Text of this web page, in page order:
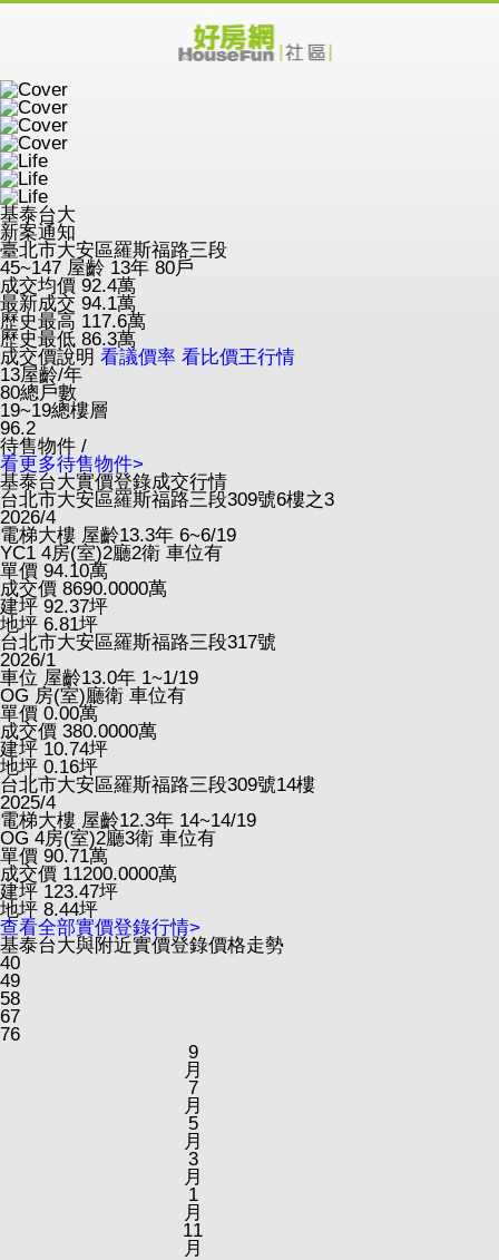
基泰台大
新案通知
臺北市大安區羅斯福路三段
45~147 屋齡 13年 80戶
成交均價 92.4萬
最新成交 94.1萬
歷史最高 117.6萬
歷史最低 86.3萬
成交價說明 看議價率 看比價王行情
13屋齡/年
80總戶數
19~19總樓層
96.2
待售物件 /
看更多待售物件>
基泰台大實價登錄成交行情
台北市大安區羅斯福路三段309號6樓之3
2026/4
電梯大樓 屋齡13.3年 6~6/19
YC1 4房(室)2廳2衛 車位有
單價 94.10萬
成交價 8690.0000萬
建坪 92.37坪
地坪 6.81坪
台北市大安區羅斯福路三段317號
2026/1
車位 屋齡13.0年 1~1/19
OG 房(室)廳衛 車位有
單價 0.00萬
成交價 380.0000萬
建坪 10.74坪
地坪 0.16坪
台北市大安區羅斯福路三段309號14樓
2025/4
電梯大樓 屋齡12.3年 14~14/19
OG 4房(室)2廳3衛 車位有
單價 90.71萬
成交價 11200.0000萬
建坪 123.47坪
地坪 8.44坪
查看全部實價登錄行情>
基泰台大與附近實價登錄價格走勢
40
49
58
67
76
9
月
7
月
5
月
3
月
1
月
11
月